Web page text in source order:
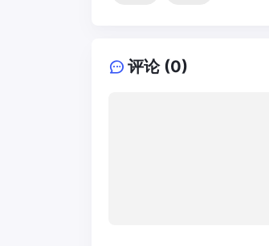
评论 (0)